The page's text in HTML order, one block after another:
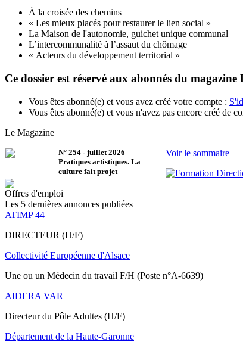
À la croisée des chemins
« Les mieux placés pour restaurer le lien social »
La Maison de l'autonomie, guichet unique communal
L’intercommunalité à l’assaut du chômage
« Acteurs du développement territorial »
Ce dossier est réservé aux abonnés du magazine
Vous êtes abonné(e) et vous avez créé votre compte :
Vous êtes abonné(e) et vous n'avez pas encore créé de
Le Magazine
N° 254 - juillet 2026
Pratiques artistiques. La
culture fait projet
Voir le sommaire
Offres d'emploi
Les 5 dernières annonces publiées
ATIMP 44
DIRECTEUR (H/F)
Collectivité Européenne d'Alsace
Une ou un Médecin du travail F/H (Poste n°A-6639)
AIDERA VAR
Directeur du Pôle Adultes (H/F)
Département de la Haute-Garonne